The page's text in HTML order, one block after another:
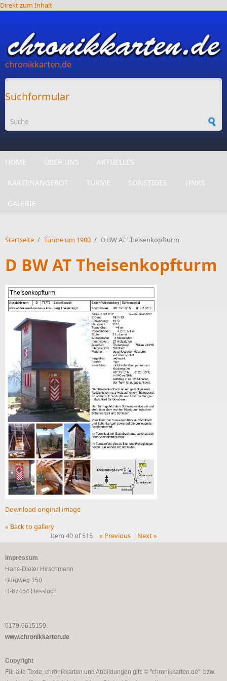
Direkt zum Inhalt
chronikkarten.de
Suchformular
HOME ÜBER UNS AKTUELLES
KARTENANGEBOT TÜRME SONSTIGES LINKS
GALERIE
Startseite / Türme um 1900 / D BW AT Theisenkopfturm
D BW AT Theisenkopfturm
Download original image
« Back to gallery
Item 40 of 515
« Previous| Next »
Impressum
Hans-Dieter Hirschmann
Burgweg 150
D-67454 Hassloch
0179-6615159
www.chronikkarten.de
Copyright
Für alle Texte, chronikkarten und Abbildungen gilt: © "chronikkarten.de" bzw.